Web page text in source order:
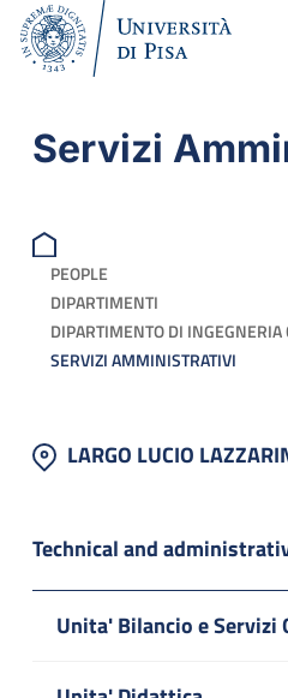
Servizi
PEOPLE
DIPARTIMENTI
DIPARTIMENTO DI
SERVIZI AMMINISTRATIVI
LARGO LUCIO
Technical and
Unita' Bilancio e Servizi